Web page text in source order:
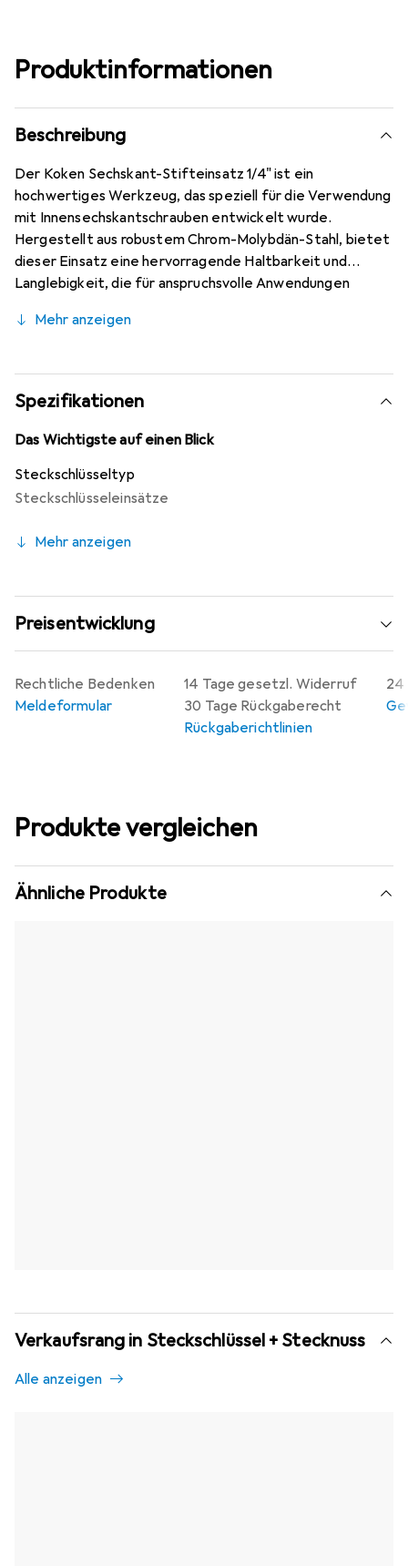
Produktinformationen
Beschreibung
Der Koken Sechskant-Stifteinsatz 1/4" ist ein
hochwertiges Werkzeug, das speziell für die Verwendung
mit Innensechskantschrauben entwickelt wurde.
Hergestellt aus robustem Chrom-Molybdän-Stahl, bietet
dieser Einsatz eine hervorragende Haltbarkeit und
Langlebigkeit, die für anspruchsvolle Anwendungen
nur für eine ansprechende Optik, sondern schützt auch
ermöglicht der Einsatz eine effektive Handhabung in
engen Räumen und bei schwer zugänglichen Schrauben.
Der Koken Sechskant-Stifteinsatz ist ein
unverzichtbares Werkzeug für Fachleute und Hobbyisten,
Mehr anzeigen
Spezifikationen
Das Wichtigste auf einen Blick
Steckschlüsseltyp
Steckschlüsseleinsätze
Mehr anzeigen
Preisentwicklung
14 Tage gesetzl. Widerruf
30 Tage Rückgaberecht
Rückgaberichtlinien
24
Rechtliche Bedenken
Meldeformular
Produkte vergleichen
Ähnliche Produkte
Verkaufsrang in Steckschlüssel + Stecknuss
Alle anzeigen